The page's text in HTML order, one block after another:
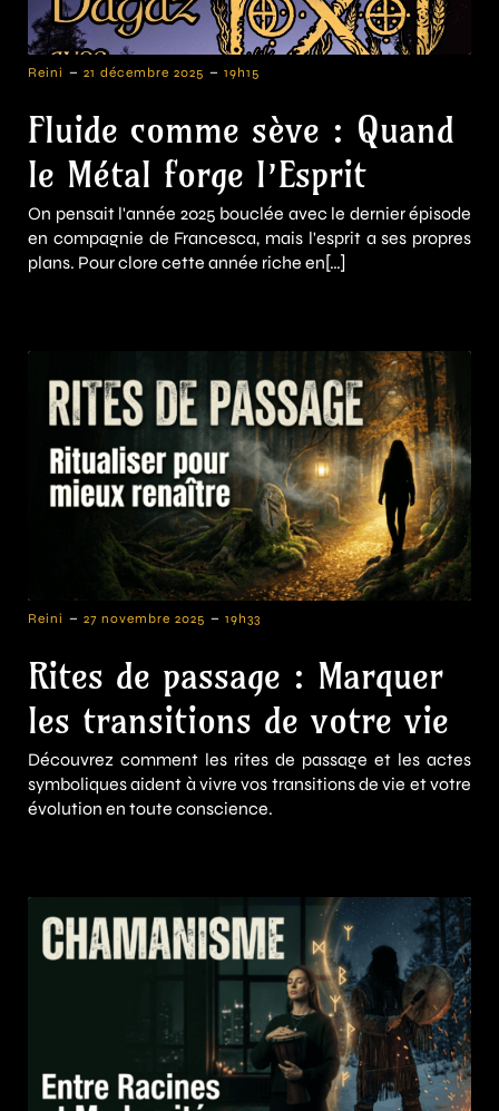
Reini - 21 décembre 2025 - 19h15
Fluide comme sève : Quand
le Métal forge l’Esprit
On pensait l'année 2025 bouclée avec le dernier épisode
en compagnie de Francesca, mais l'esprit a ses propres
plans. Pour clore cette année riche en[…]
Reini - 27 novembre 2025 - 19h33
Rites de passage : Marquer
les transitions de votre vie
Découvrez comment les rites de passage et les actes
symboliques aident à vivre vos transitions de vie et votre
évolution en toute conscience.